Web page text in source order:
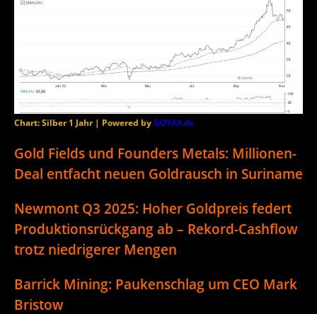
Chart: Silber 1 Jahr | Powered byGOYAX.de
Gold Fields und Founders Metals: Millionen-
Deal entfacht neuen Goldrausch in Suriname
Newmont Q3 2025: Hoher Goldpreis federt
Produktionsrückgang ab – Rekord-Cashflow
trotz niedrigerer Mengen
Barrick Mining: Paukenschlag um CEO Mark
Bristow